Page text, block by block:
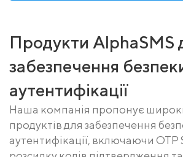
Продукти AlphaSMS
забезпечення
аутентифікації
Наша компанія пропонує
продуктів для забезпечення
аутентифікації, включаючи OTP